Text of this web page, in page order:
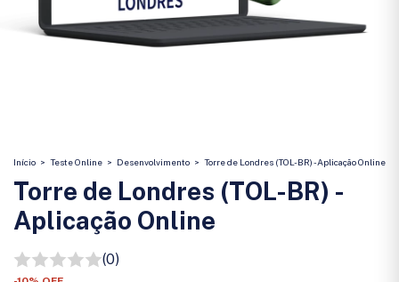
Início > Teste Online > Desenvolvimento > Torre de Londres (TOL-BR) - Aplicação Online
Torre de Londres (TOL-BR) -
Aplicação Online
(0)